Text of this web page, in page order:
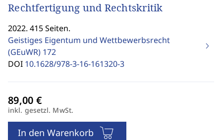
Rechtfertigung und Rechtskritik
2022. 415 Seiten.
Geistiges Eigentum und Wettbewerbsrecht
(GEuWR) 172
DOI 10.1628/978-3-16-161320-3
inkl. gesetzl. MwSt.
In den Warenkorb